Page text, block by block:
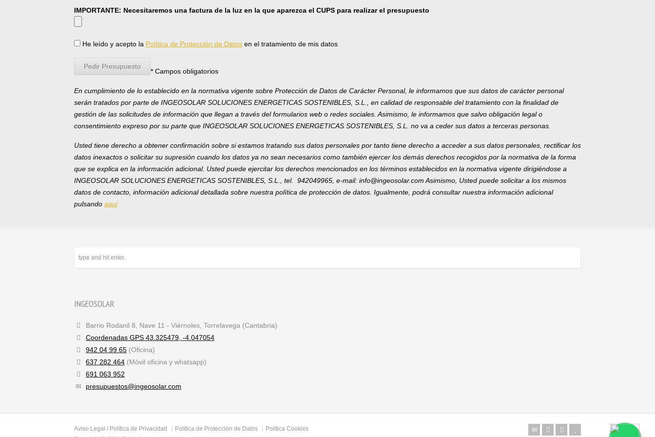
IMPORTANTE: Necesitaremos una factura de la luz en la que aparezca el CUPS para realizar el presupuesto
He leído y acepto la Política de Protección de Datos en el tratamiento de mis datos
* Campos obligatorios
En cumplimiento de lo establecido en la normativa vigente sobre Protección de Datos de Carácter Personal, le informamos que sus datos de carácter personal
serán tratados por parte de INGEOSOLAR SOLUCIONES ENERGETICAS SOSTENIBLES, S.L., en calidad de responsable del tratamiento con la finalidad de
gestión de las solicitudes de información que llegan a través del formularios web o redes sociales. Asimismo, le informamos que salvo obligación legal o
consentimiento expreso por su parte que INGEOSOLAR SOLUCIONES ENERGETICAS SOSTENIBLES, S.L. no va a ceder sus datos a terceras personas.
Usted tiene derecho a obtener confirmación sobre si estamos tratando sus datos personales por tanto tiene derecho a acceder a sus datos personales, rectificar los
datos inexactos o solicitar su supresión cuando los datos ya no sean necesarios como también ejercer los demás derechos recogidos por la normativa de la forma
que se explica en la información adicional. Usted puede ejercitar los derechos mencionados en los términos establecidos en la normativa vigente dirigiéndose a
INGEOSOLAR SOLUCIONES ENERGETICAS SOSTENIBLES, S.L., tel. 942049965, e-mail: info@ingeosolar.com Asimismo, Usted puede solicitar a los mismos
datos de contacto, información adicional detallada sobre nuestra política de protección de datos. Igualmente, podrá consultar nuestra información adicional
pulsando aqui
INGEOSOLAR
Barrio Rodanil 8, Nave 11 - Viérnoles, Torrelavega (Cantabria)
Coordenadas GPS 43.325479, -4.047054
942 04 99 65 (Oficina)
637 282 464 (Móvil oficina y whatsapp)
691 063 952
presupuestos@ingeosolar.com
Aviso Legal / Política de Privacidad Política de Protección de Datos
Política Cookies